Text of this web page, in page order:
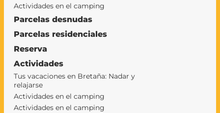
Actividades en el camping
Parcelas desnudas
Parcelas residenciales
Reserva
Actividades
Tus vacaciones en Bretaña: Nadar y
relajarse
Actividades en el camping
Actividades en el camping